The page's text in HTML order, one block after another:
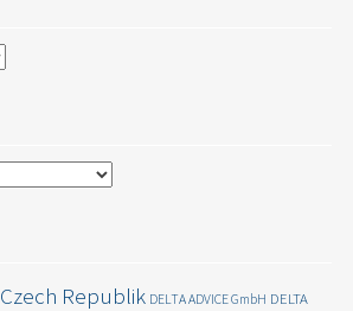
Czech Republik DELTA ADVICE GmbH DELTA